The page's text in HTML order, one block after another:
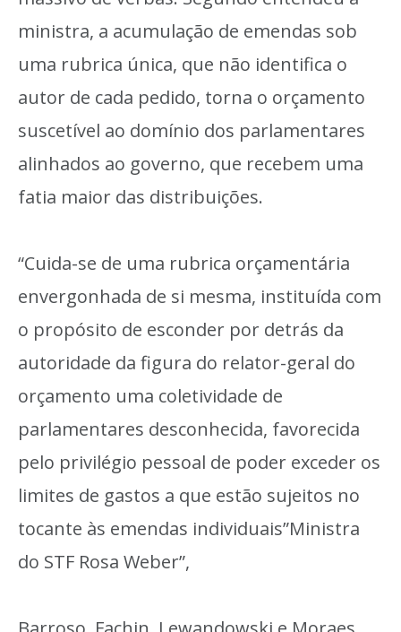
ministra, a acumulação de emendas sob
uma rubrica única, que não identifica o
autor de cada pedido, torna o orçamento
suscetível ao domínio dos parlamentares
alinhados ao governo, que recebem uma
fatia maior das distribuições.
“Cuida-se de uma rubrica orçamentária
envergonhada de si mesma, instituída com
o propósito de esconder por detrás da
autoridade da figura do relator-geral do
orçamento uma coletividade de
parlamentares desconhecida, favorecida
pelo privilégio pessoal de poder exceder os
limites de gastos a que estão sujeitos no
tocante às emendas individuais”Ministra
do STF Rosa Weber”,